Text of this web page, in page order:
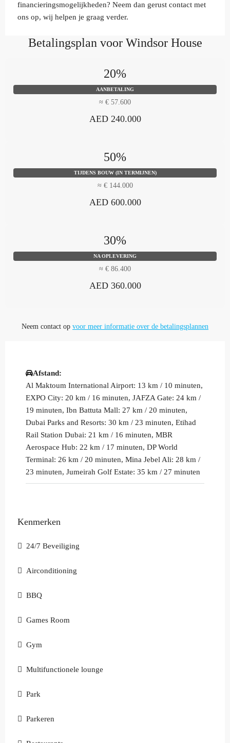
financieringsmogelijkheden? Neem dan gerust contact met
ons op, wij helpen je graag verder.
Betalingsplan voor Windsor House
20%
AANBETALING
≈ € 57.600
AED 240.000
50%
TIJDENS BOUW (IN TERMIJNEN)
≈ € 144.000
AED 600.000
30%
NA OPLEVERING
≈ € 86.400
AED 360.000
Neem contact op voor meer informatie over de betalingsplannen
Afstand:
Al Maktoum International Airport: 13 km / 10 minuten,
EXPO City: 20 km / 16 minuten, JAFZA Gate: 24 km /
19 minuten, Ibn Battuta Mall: 27 km / 20 minuten,
Dubai Parks and Resorts: 30 km / 23 minuten, Etihad
Rail Station Dubai: 21 km / 16 minuten, MBR
Aerospace Hub: 22 km / 17 minuten, DP World
Terminal: 26 km / 20 minuten, Mina Jebel Ali: 28 km /
23 minuten, Jumeirah Golf Estate: 35 km / 27 minuten
Kenmerken
24/7 Beveiliging
Airconditioning
BBQ
Games Room
Gym
Multifunctionele lounge
Park
Parkeren